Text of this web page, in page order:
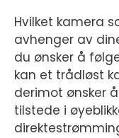
Hvilket kamera
avhenger av
du ønsker å
kan et trådløst
derimot ønsker
tilstede i